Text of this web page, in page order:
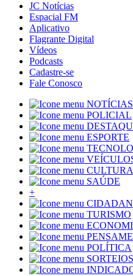
JC Notícias
Espacial FM
Aplicativo
Flagrante Digital
Vídeos
Podcasts
Cadastre-se
Fale Conosco
NOTÍCIAS
POLICIAL
ESPORTE
CULTURA
SAÚDE
+
TURISMO
POLÍTICA
SORTEIOS